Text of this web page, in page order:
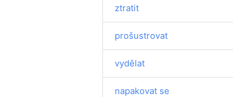
ztratit
prošustrovat
vydělat
napakovat se